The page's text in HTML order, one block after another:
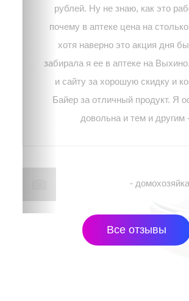
рублей. Ну не знаю, как это
почему в аптеке цена на
хотя наверно это акция дня
забирала я ее в аптеке на
и сайту за хорошую скидку и
Байер за отличный продукт. Я
довольна и тем и другим
- домохозяйка
Все отзывы